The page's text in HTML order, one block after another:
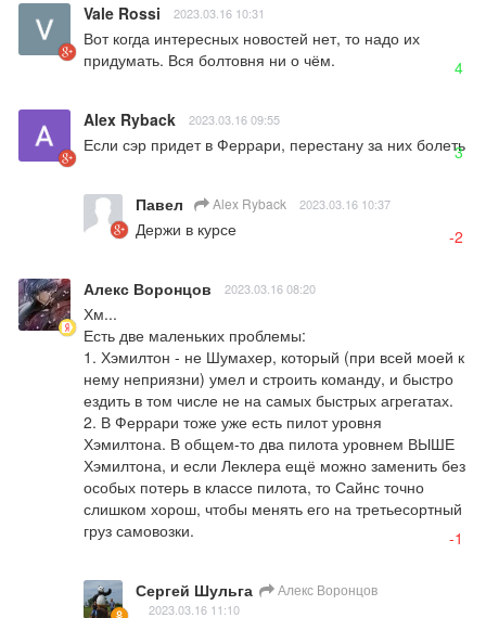
Vale Rossi 2023.03.16 10:31
Вот когда интересных новостей нет, то надо их
придумать. Вся болтовня ни о чём.
4
Alex Ryback 2023.03.16 09:55
Если сэр придет в Феррари, перестану за них болеть
3
Павел Alex Ryback 2023.03.16 10:37
Держи в курсе -2
Алекс Воронцов 2023.03.16 08:20
Хм...
Есть две маленьких проблемы:
1. Хэмилтон - не Шумахер, который (при всей моей к
нему неприязни) умел и строить команду, и быстро
ездить в том числе не на самых быстрых агрегатах.
2. В Феррари тоже уже есть пилот уровня
Хэмилтона. В общем-то два пилота уровнем ВЫШЕ
Хэмилтона, и если Леклера ещё можно заменить без
особых потерь в классе пилота, то Сайнс точно
слишком хорош, чтобы менять его на третьесортный
груз самовозки.
-1
Сергей Шульга Алекс Воронцов
2023.03.16 11:10